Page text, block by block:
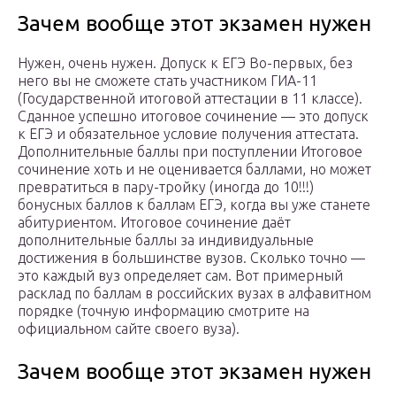
Зачем вообще этот экзамен нужен
Нужен, очень нужен. Допуск к ЕГЭ Во-первых, без
него вы не сможете стать участником ГИА-11
(Государственной итоговой аттестации в 11 классе).
Сданное успешно итоговое сочинение — это допуск
к ЕГЭ и обязательное условие получения аттестата.
Дополнительные баллы при поступлении Итоговое
сочинение хоть и не оценивается баллами, но может
превратиться в пару-тройку (иногда до 10!!!)
бонусных баллов к баллам ЕГЭ, когда вы уже станете
абитуриентом. Итоговое сочинение даёт
дополнительные баллы за индивидуальные
достижения в большинстве вузов. Сколько точно —
это каждый вуз определяет сам. Вот примерный
расклад по баллам в российских вузах в алфавитном
порядке (точную информацию смотрите на
официальном сайте своего вуза).
Зачем вообще этот экзамен нужен